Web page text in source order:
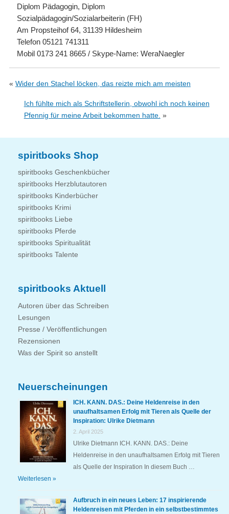
Diplom Pädagogin, Diplom
Sozialpädagogin/Sozialarbeiterin (FH)
Am Propsteihof 64, 31139 Hildesheim
Telefon 05121 741311
Mobil 0173 241 8665 / Skype-Name: WeraNaegler
« Wider den Stachel löcken, das reizte mich am meisten
Ich fühlte mich als Schriftstellerin, obwohl ich noch keinen
Pfennig für meine Arbeit bekommen hatte. »
spiritbooks Shop
spiritbooks Geschenkbücher
spiritbooks Herzblutautoren
spiritbooks Kinderbücher
spiritbooks Krimi
spiritbooks Liebe
spiritbooks Pferde
spiritbooks Spiritualität
spiritbooks Talente
spiritbooks Aktuell
Autoren über das Schreiben
Lesungen
Presse / Veröffentlichungen
Rezensionen
Was der Spirit so anstellt
Neuerscheinungen
ICH. KANN. DAS.: Deine Heldenreise in den
unaufhaltsamen Erfolg mit Tieren als Quelle der
Inspiration: Ulrike Dietmann
2. April 2025
Ulrike Dietmann ICH. KANN. DAS.: Deine
Heldenreise in den unaufhaltsamen Erfolg mit Tieren
als Quelle der Inspiration In diesem Buch …
Weiterlesen »
Aufbruch in ein neues Leben: 17 inspirierende
Heldenreisen mit Pferden in ein selbstbestimmtes